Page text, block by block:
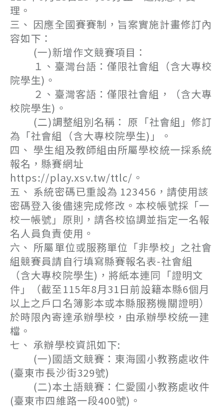
理。
三、 因應全國賽賽制，旨案實施計畫修訂內
容如下：
(一)新增作文競賽項目：
１、臺灣台語：僅限社會組（含大專校
院學生)。
２、臺灣客語：僅限社會組，（含大專
校院學生)。
(二)調整組別名稱： 原「社會組」修訂
為「社會組（含大專校院學生)」。
四、 學生組及教師組由所屬學校統一採系統
報名，縣賽網址
https://play.xsv.tw/ttlc/。
五、 系統密碼已重設為 123456，請使用該
密碼登入後儘速完成修改。本校帳號採「一
校一帳號」原則，請各校協調並指定一名報
名人員負責使用。
六、 所屬單位或服務單位「非學校」之社會
組競賽員請自行填寫縣賽報名表-社會組
（含大專校院學生)，將紙本連同「證明文
件」（截至115年8月31日前設籍本縣6個月
以上之戶口名簿影本或本縣服務機關證明）
於時限內寄達承辦學校，由承辦學校統一建
檔。
七、 承辦學校資訊如下:
(一)國語文競賽：東海國小教務處收件
(臺東市長沙街329號)
(二)本土語競賽：仁愛國小教務處收件
(臺東市四維路一段400號)。